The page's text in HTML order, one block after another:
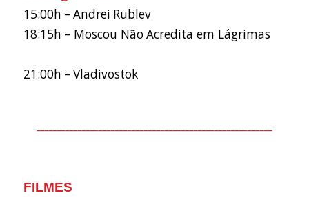
15:00h – Andrei Rublev
18:15h – Moscou Não Acredita em Lágrimas
21:00h – Vladivostok
FILMES